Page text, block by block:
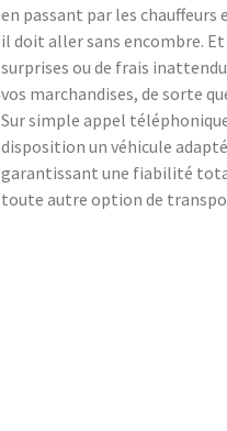
en passant par les
il doit aller sans encombre.
surprises ou de frais
vos marchandises, de sorte
Sur simple appel
disposition un véhicule
garantissant une fiabilité
toute autre option de